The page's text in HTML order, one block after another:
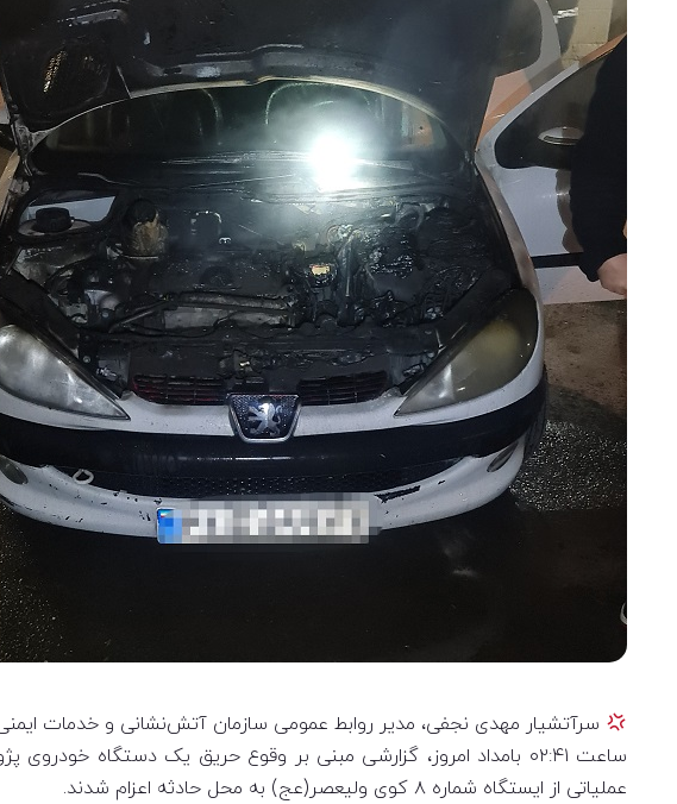
سرآتشیار مهدی نجفی، مدیر روابط عمومی سازمان آتش‌نشانی و خدمات ایمنی
عملیاتی از ایستگاه شماره ۸ کوی ولیعصر(عج) به محل حادثه اعزام شدند.